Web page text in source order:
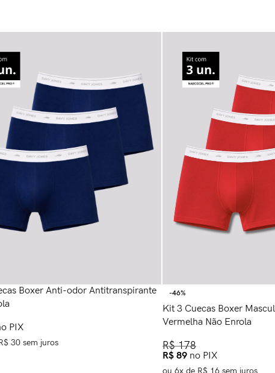
Boxer Anti-odor Antitranspirante
PIX
30 sem juros
-46%
Kit 3 Cuecas Boxer
Vermelha Não Enrola
R$178
R$ 89 no PIX